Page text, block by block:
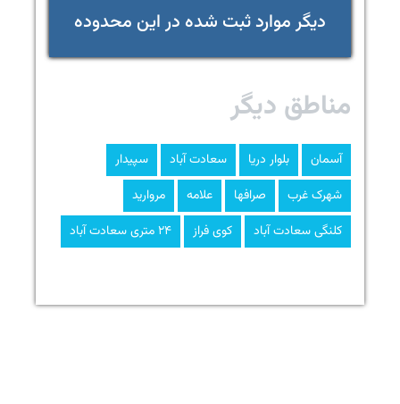
دیگر موارد ثبت شده در این محدوده
مناطق دیگر
آسمان بلوار دریا سعادت آباد
سپیدار
شهرک غرب
صرافها علامه
مروارید
کلنگی سعادت آباد
کوی فراز ۲۴ متری سعادت آباد